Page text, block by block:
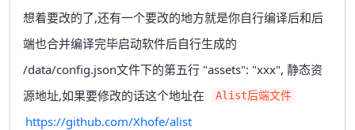
想着要改的了,还有一个要改的地方就是你自行编译后和后
端也合并编译完毕启动软件后自行生成的
/data/config.json文件下的第五行 "assets": "xxx", 静态资
源地址,如果要修改的话这个地址在
Alist后端文件
https://github.com/Xhofe/alist